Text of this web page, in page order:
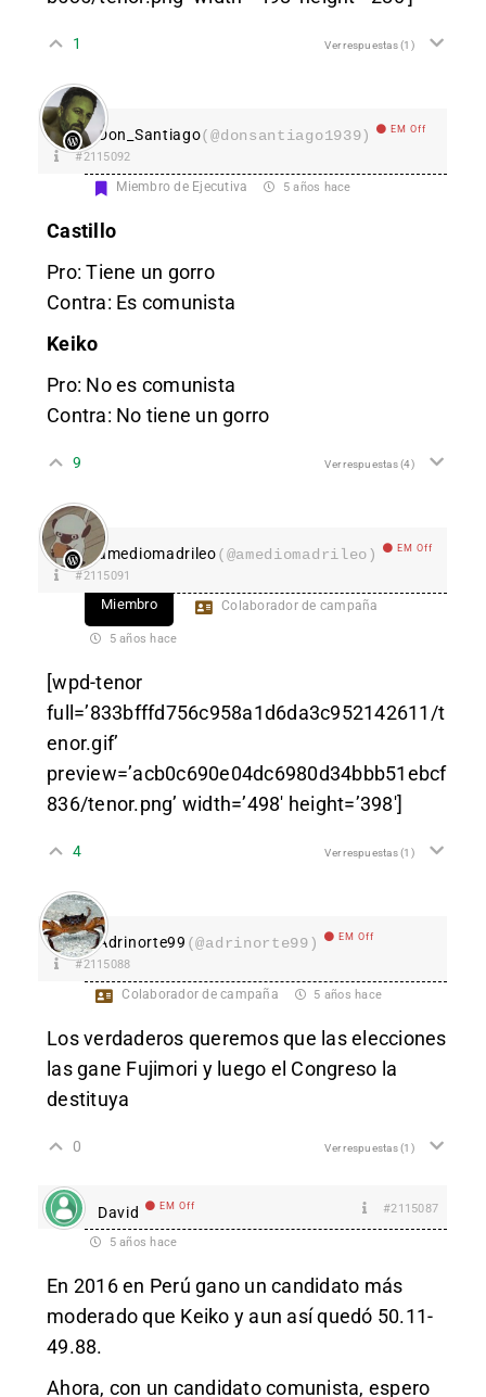
1 Ver respuestas(1)
Don_Santiago(@donsantiago1939) EM Off
#2115092
Miembro de Ejecutiva 5 años hace
Castillo
Pro: Tiene un gorro
Contra: Es comunista
Keiko
Pro: No es comunista
Contra: No tiene un gorro
9 Ver respuestas(4)
amediomadrileo(@amediomadrileo) EM Off
#2115091
Miembro Colaborador de campaña
5 años hace
[wpd-tenor
full=’833bfffd756c958a1d6da3c952142611/t
enor.gif’
preview=’acb0c690e04dc6980d34bbb51ebcf
836/tenor.png’ width=’498′ height=’398′]
4 Ver respuestas(1)
Adrinorte99 (@adrinorte99) EM Off
#2115088
Colaborador de campaña 5 años hace
Los verdaderos queremos que las elecciones
las gane Fujimori y luego el Congreso la
destituya
0 Ver respuestas(1)
David EM Off #2115087
5 años hace
En 2016 en Perú gano un candidato más
moderado que Keiko y aun así quedó 50.11-
49.88.
Ahora, con un candidato comunista, espero